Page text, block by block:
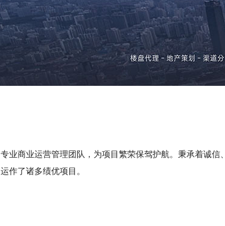
专业商业运营管理团队，为项目繁荣保驾护航。秉承着诚
运作了诸多绩优项目。